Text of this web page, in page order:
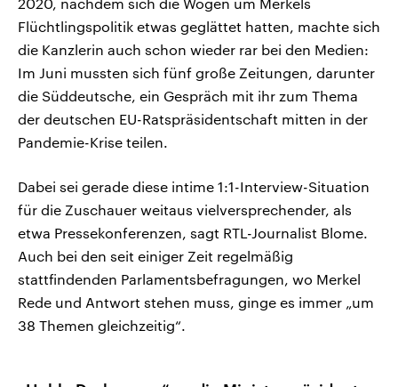
Flüchtlingspolitik etwas geglättet hatten, machte sich
die Kanzlerin auch schon wieder rar bei den Medien:
Im Juni mussten sich fünf große Zeitungen, darunter
die Süddeutsche, ein Gespräch mit ihr zum Thema
der deutschen EU-Ratspräsidentschaft mitten in der
Pandemie-Krise teilen.
Dabei sei gerade diese intime 1:1-Interview-Situation
für die Zuschauer weitaus vielversprechender, als
etwa Pressekonferenzen, sagt RTL-Journalist Blome.
Auch bei den seit einiger Zeit regelmäßig
stattfindenden Parlamentsbefragungen, wo Merkel
Rede und Antwort stehen muss, ginge es immer „um
38 Themen gleichzeitig“.